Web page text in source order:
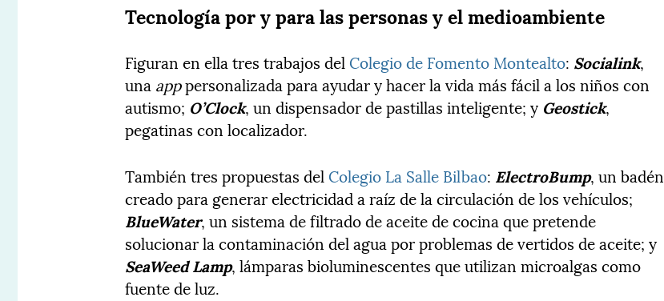
Tecnología por y para las personas y el medioambiente
Figuran en ella tres trabajos del Colegio de Fomento Montealto: Socialink,
una apppersonalizada para ayudar y hacer la vida más fácil a los niños con
autismo; O’Clock, un dispensador de pastillas inteligente; y Geostick,
pegatinas con localizador.
También tres propuestas del Colegio La Salle Bilbao: ElectroBump, un badén
creado para generar electricidad a raíz de la circulación de los vehículos;
BlueWater, un sistema de filtrado de aceite de cocina que pretende
solucionar la contaminación del agua por problemas de vertidos de aceite; y
SeaWeed Lamp, lámparas bioluminescentes que utilizan microalgas como
fuente de luz.